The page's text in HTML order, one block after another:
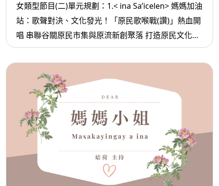
女類型節目(二)單元規劃：1.< ina Sa’icelen> 媽媽加油
站：歌聲對決、文化發光！「原民歌喉戰(讚)」熱血開
唱 串聯谷關原民市集與原流新創聚落 打造原民文化產
業新舞台 2. <ina oradiw> 媽媽愛唱歌：母親的話+-兒
時路 3.< ina Masa’sa >媽媽放輕鬆:不要深交的朋友